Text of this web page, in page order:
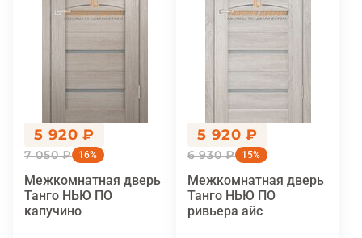
5 920 ₽
7 050 ₽ 16%
Межкомнатная дверь
Танго НЬЮ ПО
капучино
5 920 ₽
6 930 ₽ 15%
Межкомнатная дверь
Танго НЬЮ ПО
ривьера айс